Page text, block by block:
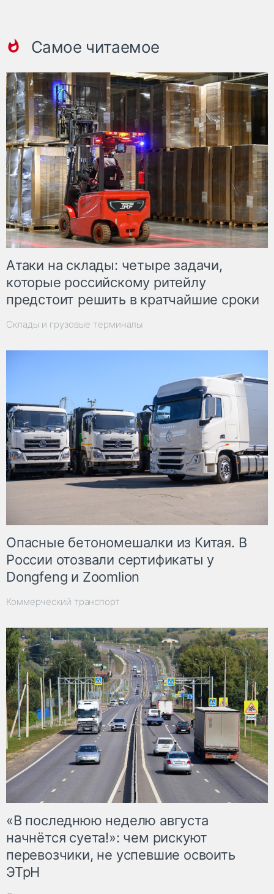
Самое читаемое
Атаки на склады: четыре задачи,
которые российскому ритейлу
предстоит решить в кратчайшие сроки
Склады и грузовые терминалы
Опасные бетономешалки из Китая. В
России отозвали сертификаты у
Dongfeng и Zoomlion
Коммерческий транспорт
«В последнюю неделю августа
начнётся суета!»: чем рискуют
перевозчики, не успевшие освоить
ЭТрН